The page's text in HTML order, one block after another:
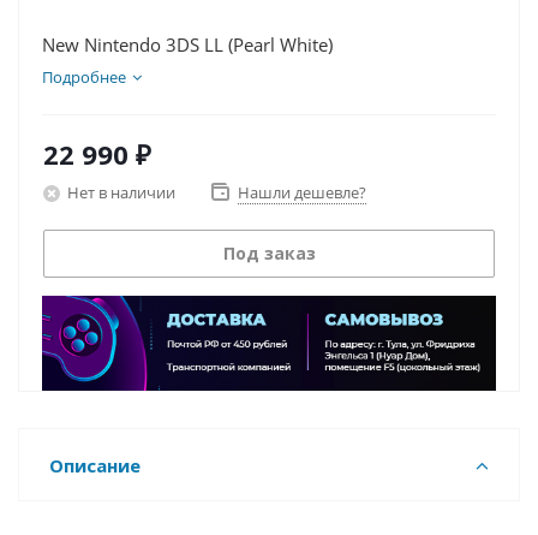
New Nintendo 3DS LL (Pearl White)
Подробнее
22 990 ₽
Нет в наличии Нашли дешевле?
Под заказ
Описание